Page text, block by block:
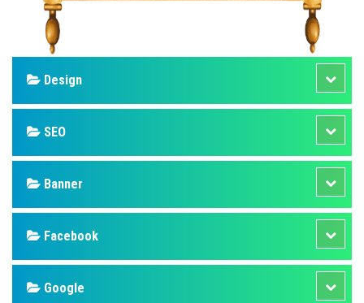
Design
SEO
Banner
Facebook
Google